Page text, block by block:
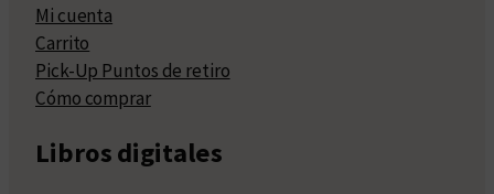
Mi cuenta
Carrito
Pick-Up Puntos de retiro
Cómo comprar
Libros digitales